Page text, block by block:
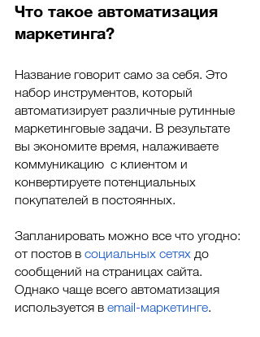
Что такое автоматизация
маркетинга?
Название говорит само за себя. Это
набор инструментов, который
автоматизирует различные рутинные
маркетинговые задачи. В результате
вы экономите время, налаживаете
коммуникацию  с клиентом и
конвертируете потенциальных
покупателей в постоянных.
Запланировать можно все что угодно:
от постов в социальных сетях до
сообщений на страницах сайта.
Однако чаще всего автоматизация
используется в email-маркетинге.